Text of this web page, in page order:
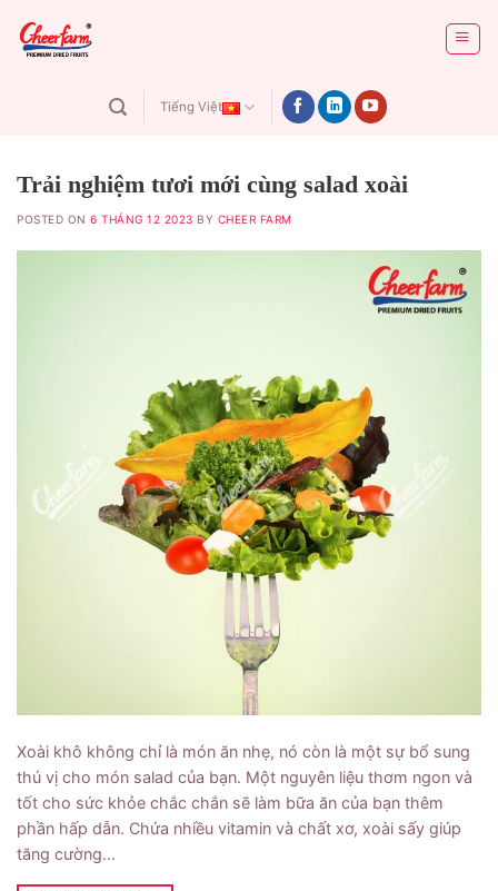
content
Tiếng Việt
Trải nghiệm tươi mới cùng salad xoài
POSTED ON6 THÁNG 12 2023 BY CHEER FARM
Xoài khô không chỉ là món ăn nhẹ, nó còn là một sự bổ sung
thú vị cho món salad của bạn. Một nguyên liệu thơm ngon và
tốt cho sức khỏe chắc chắn sẽ làm bữa ăn của bạn thêm
phần hấp dẫn. Chứa nhiều vitamin và chất xơ, xoài sấy giúp
tăng cường…